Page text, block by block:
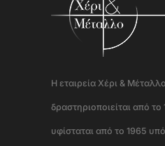
Η εταιρεία Χέρι &
δραστηριοποιείται από
υφίσταται από το 1965